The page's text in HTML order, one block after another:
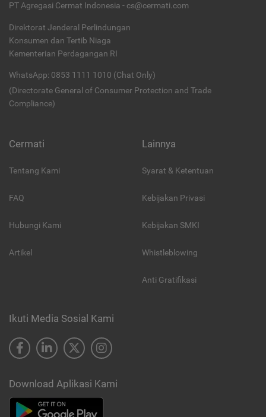
PT Agregasi Cermat Indonesia - cs@cermati.com
Direktorat Jenderal Perlindungan
Konsumen dan Tertib Niaga
Kementerian Perdagangan RI
WhatsApp: 0853 1111 1010 (Chat Only)
(Directorate General of Consumer Protection and Trade
Compliance)
Cermati
Tentang Kami
FAQ
Hubungi Kami
Artikel
Lainnya
Syarat & Ketentuan
Kebijakan Privasi
Kebijakan SMKI
Whistleblowing
Anti Gratifikasi
Ikuti Media Sosial Kami
Download Aplikasi Kami